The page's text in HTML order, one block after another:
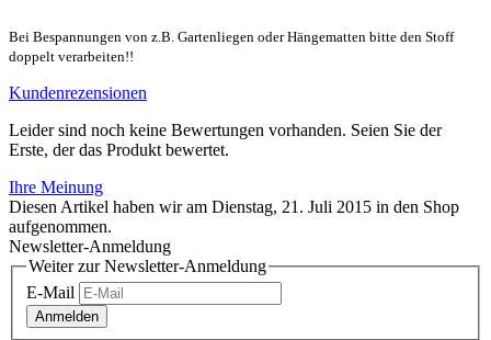
Bei Bespannungen von z.B. Gartenliegen oder Hängematten bitte den Stoff
doppelt verarbeiten!!
Kundenrezensionen
Leider sind noch keine Bewertungen vorhanden. Seien Sie der
Erste, der das Produkt bewertet.
Ihre Meinung
Diesen Artikel haben wir am Dienstag, 21. Juli 2015 in den Shop
aufgenommen.
Newsletter-Anmeldung
Weiter zur Newsletter-Anmeldung
E-Mail
Anmelden